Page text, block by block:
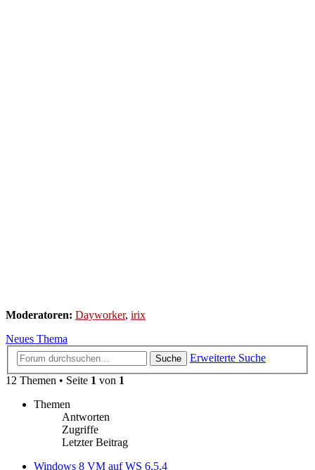
Moderatoren: Dayworker, irix
Neues Thema
Suche
Erweiterte Suche
12 Themen • Seite 1 von 1
Themen
Antworten
Zugriffe
Letzter Beitrag
Windows 8 VM auf WS 6.5.4